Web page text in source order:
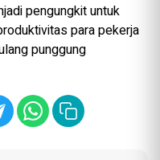
pengungkit untuk
para pekerja
punggung